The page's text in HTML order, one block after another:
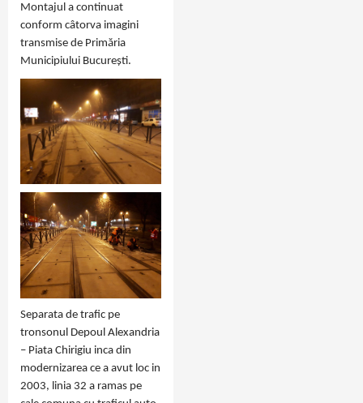
Montajul a continuat
conform câtorva imagini
transmise de Primăria
Municipiului Bucureşti.
Separata de trafic pe
tronsonul Depoul Alexandria
– Piata Chirigiu inca din
modernizarea ce a avut loc in
2003, linia 32 a ramas pe